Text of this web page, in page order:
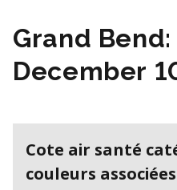
Grand Bend:
December
Cote air santé
couleurs associées